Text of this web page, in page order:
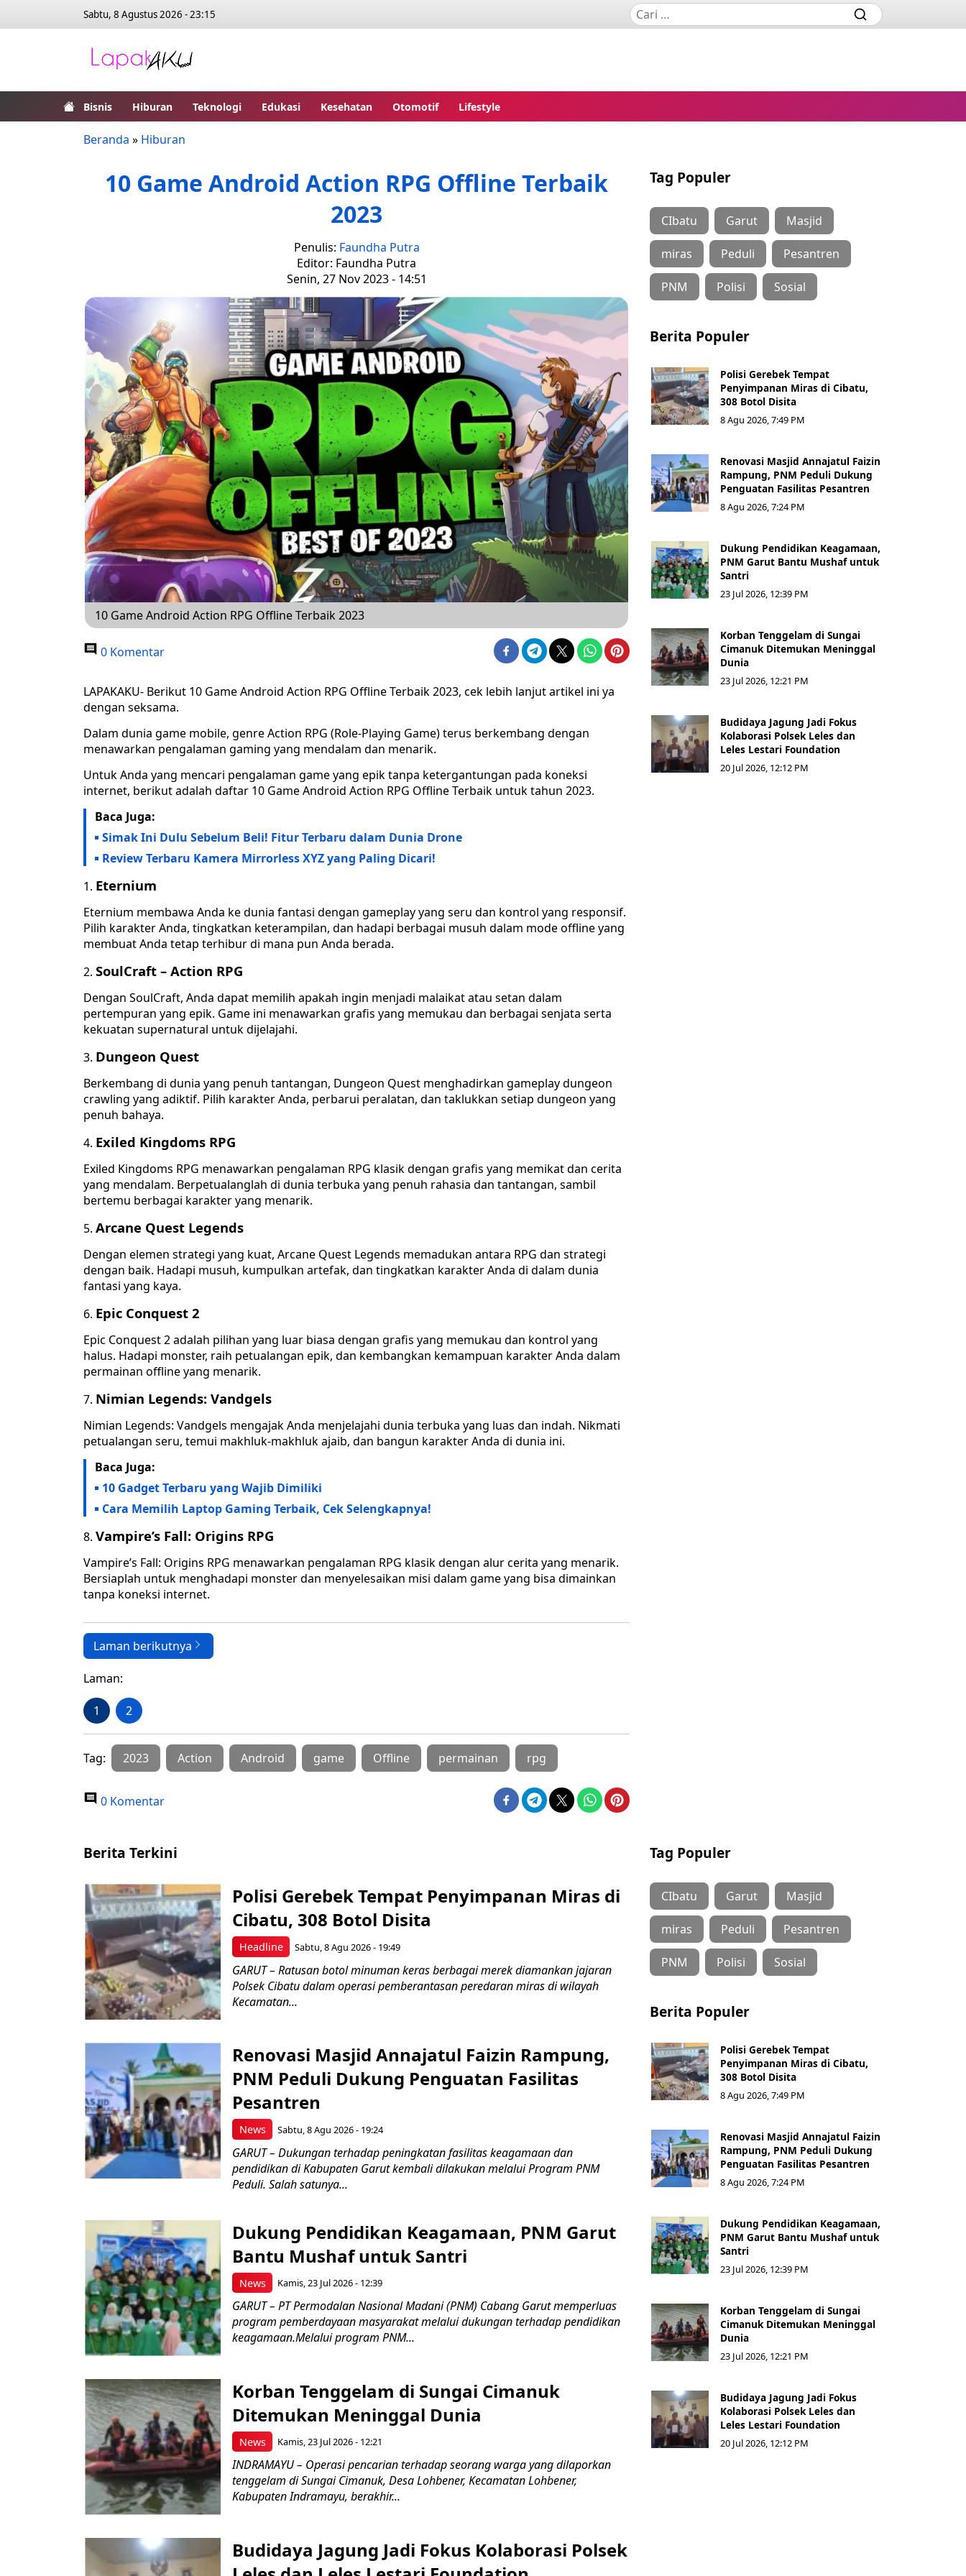
Sabtu, 8 Agustus 2026 - 23:15
Bisnis Hiburan Teknologi Edukasi Kesehatan Otomotif Lifestyle
Beranda » Hiburan
10 Game Android Action RPG Offline Terbaik
2023
Penulis: Faundha Putra
Editor: Faundha Putra
Senin, 27 Nov 2023 - 14:51
10 Game Android Action RPG Offline Terbaik 2023
0 Komentar
LAPAKAKU- Berikut 10 Game Android Action RPG Offline Terbaik 2023, cek lebih lanjut artikel ini ya
dengan seksama.
Dalam dunia game mobile, genre Action RPG (Role-Playing Game) terus berkembang dengan
menawarkan pengalaman gaming yang mendalam dan menarik.
Untuk Anda yang mencari pengalaman game yang epik tanpa ketergantungan pada koneksi
internet, berikut adalah daftar 10 Game Android Action RPG Offline Terbaik untuk tahun 2023.
Baca Juga:
Simak Ini Dulu Sebelum Beli! Fitur Terbaru dalam Dunia Drone
Review Terbaru Kamera Mirrorless XYZ yang Paling Dicari!
Eternium
Eternium membawa Anda ke dunia fantasi dengan gameplay yang seru dan kontrol yang responsif.
Pilih karakter Anda, tingkatkan keterampilan, dan hadapi berbagai musuh dalam mode offline yang
membuat Anda tetap terhibur di mana pun Anda berada.
SoulCraft – Action RPG
Dengan SoulCraft, Anda dapat memilih apakah ingin menjadi malaikat atau setan dalam
pertempuran yang epik. Game ini menawarkan grafis yang memukau dan berbagai senjata serta
kekuatan supernatural untuk dijelajahi.
Dungeon Quest
Berkembang di dunia yang penuh tantangan, Dungeon Quest menghadirkan gameplay dungeon
crawling yang adiktif. Pilih karakter Anda, perbarui peralatan, dan taklukkan setiap dungeon yang
penuh bahaya.
Exiled Kingdoms RPG
Exiled Kingdoms RPG menawarkan pengalaman RPG klasik dengan grafis yang memikat dan cerita
yang mendalam. Berpetualanglah di dunia terbuka yang penuh rahasia dan tantangan, sambil
bertemu berbagai karakter yang menarik.
Arcane Quest Legends
Dengan elemen strategi yang kuat, Arcane Quest Legends memadukan antara RPG dan strategi
dengan baik. Hadapi musuh, kumpulkan artefak, dan tingkatkan karakter Anda di dalam dunia
fantasi yang kaya.
Epic Conquest 2
Epic Conquest 2 adalah pilihan yang luar biasa dengan grafis yang memukau dan kontrol yang
halus. Hadapi monster, raih petualangan epik, dan kembangkan kemampuan karakter Anda dalam
permainan offline yang menarik.
Nimian Legends: Vandgels
Nimian Legends: Vandgels mengajak Anda menjelajahi dunia terbuka yang luas dan indah. Nikmati
petualangan seru, temui makhluk-makhluk ajaib, dan bangun karakter Anda di dunia ini.
Baca Juga:
10 Gadget Terbaru yang Wajib Dimiliki
Cara Memilih Laptop Gaming Terbaik, Cek Selengkapnya!
Vampire’s Fall: Origins RPG
Vampire’s Fall: Origins RPG menawarkan pengalaman RPG klasik dengan alur cerita yang menarik.
Bersiaplah untuk menghadapi monster dan menyelesaikan misi dalam game yang bisa dimainkan
tanpa koneksi internet.
Laman berikutnya
Laman:
1 2
Tag: 2023 Action Android game Offline permainan rpg
0 Komentar
Tag Populer
CIbatu Garut Masjid
miras Peduli Pesantren
PNM Polisi Sosial
Berita Populer
Polisi Gerebek Tempat
Penyimpanan Miras di Cibatu,
308 Botol Disita
8 Agu 2026, 7:49 PM
Renovasi Masjid Annajatul Faizin
Rampung, PNM Peduli Dukung
Penguatan Fasilitas Pesantren
8 Agu 2026, 7:24 PM
Dukung Pendidikan Keagamaan,
PNM Garut Bantu Mushaf untuk
Santri
23 Jul 2026, 12:39 PM
Korban Tenggelam di Sungai
Cimanuk Ditemukan Meninggal
Dunia
23 Jul 2026, 12:21 PM
Budidaya Jagung Jadi Fokus
Kolaborasi Polsek Leles dan
Leles Lestari Foundation
20 Jul 2026, 12:12 PM
Berita Terkini
Headline
Polisi Gerebek Tempat Penyimpanan Miras di
Cibatu, 308 Botol Disita
Sabtu, 8 Agu 2026 - 19:49
GARUT – Ratusan botol minuman keras berbagai merek diamankan jajaran
Polsek Cibatu dalam operasi pemberantasan peredaran miras di wilayah
Kecamatan...
News
Renovasi Masjid Annajatul Faizin Rampung,
PNM Peduli Dukung Penguatan Fasilitas
Pesantren
Sabtu, 8 Agu 2026 - 19:24
GARUT – Dukungan terhadap peningkatan fasilitas keagamaan dan
pendidikan di Kabupaten Garut kembali dilakukan melalui Program PNM
Peduli. Salah satunya...
News
Dukung Pendidikan Keagamaan, PNM Garut
Bantu Mushaf untuk Santri
Kamis, 23 Jul 2026 - 12:39
GARUT – PT Permodalan Nasional Madani (PNM) Cabang Garut memperluas
program pemberdayaan masyarakat melalui dukungan terhadap pendidikan
keagamaan.Melalui program PNM...
News
Korban Tenggelam di Sungai Cimanuk
Ditemukan Meninggal Dunia
Kamis, 23 Jul 2026 - 12:21
INDRAMAYU – Operasi pencarian terhadap seorang warga yang dilaporkan
tenggelam di Sungai Cimanuk, Desa Lohbener, Kecamatan Lohbener,
Kabupaten Indramayu, berakhir...
Budidaya Jagung Jadi Fokus Kolaborasi Polsek
Tag Populer
CIbatu Garut Masjid
miras Peduli Pesantren
PNM Polisi Sosial
Berita Populer
Polisi Gerebek Tempat
Penyimpanan Miras di Cibatu,
308 Botol Disita
8 Agu 2026, 7:49 PM
Renovasi Masjid Annajatul Faizin
Rampung, PNM Peduli Dukung
Penguatan Fasilitas Pesantren
8 Agu 2026, 7:24 PM
Dukung Pendidikan Keagamaan,
PNM Garut Bantu Mushaf untuk
Santri
23 Jul 2026, 12:39 PM
Korban Tenggelam di Sungai
Cimanuk Ditemukan Meninggal
Dunia
23 Jul 2026, 12:21 PM
Budidaya Jagung Jadi Fokus
Kolaborasi Polsek Leles dan
Leles Lestari Foundation
20 Jul 2026, 12:12 PM